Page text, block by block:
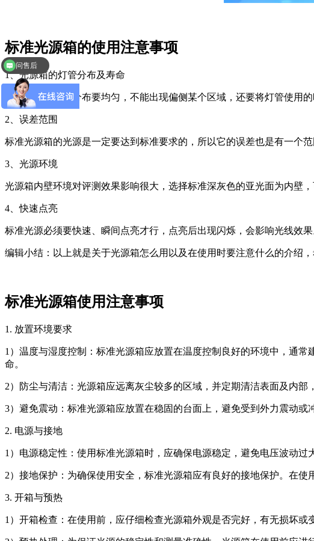
标准光源箱的使用注意事项
1、光源箱的灯管分布及寿命
光源箱中的灯管分布要均匀，不能出现偏侧某个区域，还要将灯管使用
2、误差范围
标准光源箱的光源是一定要达到标准要求的，所以它的误差也是有一个
3、光源环境
光源箱内壁环境对评测效果影响很大，选择标准深灰色的亚光面为内壁，
4、快速点亮
标准光源必须要快速、瞬间点亮才行，点亮后出现闪烁，会影响光线效果
编辑小结：以上就是关于光源箱怎么用以及在使用时要注意什么的介绍
标准光源箱使用注意事项
1. 放置环境要求
1）温度与湿度控制：标准光源箱应放置在温度控制良好的环境中，通
命。
2）防尘与清洁：光源箱应远离灰尘较多的区域，并定期清洁表面及内
3）避免震动：标准光源箱应放置在稳固的台面上，避免受到外力震动或
2. 电源与接地
1）电源稳定性：使用标准光源箱时，应确保电源稳定，避免电压波动
2）接地保护：为确保使用安全，标准光源箱应有良好的接地保护。在
3. 开箱与预热
1）开箱检查：在使用前，应仔细检查光源箱外观是否完好，有无损坏
问售后